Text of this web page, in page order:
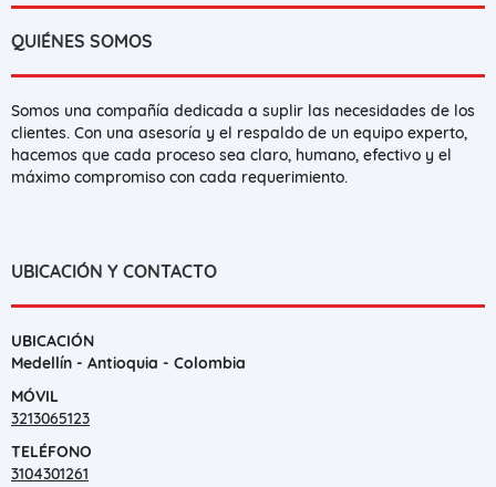
QUIÉNES SOMOS
Somos una compañía dedicada a suplir las necesidades de los
clientes. Con una asesoría y el respaldo de un equipo experto,
hacemos que cada proceso sea claro, humano, efectivo y el
máximo compromiso con cada requerimiento.
UBICACIÓN Y CONTACTO
UBICACIÓN
Medellín - Antioquia - Colombia
MÓVIL
3213065123
TELÉFONO
3104301261